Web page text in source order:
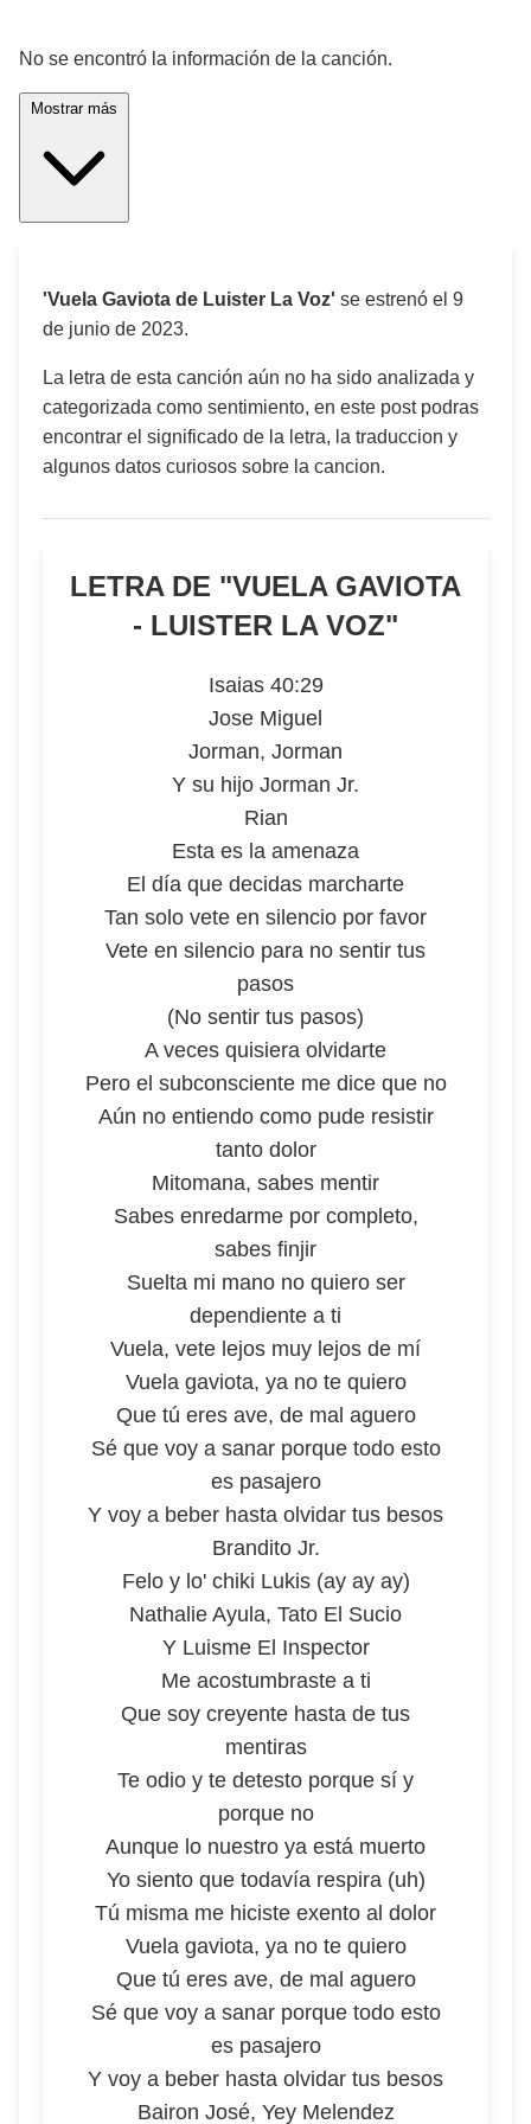
No se encontró la información de la canción.
'Vuela Gaviota de Luister La Voz' se estrenó el 9
de junio de 2023.
La letra de esta canción aún no ha sido analizada y
categorizada como sentimiento, en este post podras
encontrar el significado de la letra, la traduccion y
algunos datos curiosos sobre la cancion.
LETRA DE "VUELA GAVIOTA
- LUISTER LA VOZ"
Isaias 40:29
Jose Miguel
Jorman, Jorman
Y su hijo Jorman Jr.
Rian
Esta es la amenaza
El día que decidas marcharte
Tan solo vete en silencio por favor
Vete en silencio para no sentir tus
pasos
(No sentir tus pasos)
A veces quisiera olvidarte
Pero el subconsciente me dice que no
Aún no entiendo como pude resistir
tanto dolor
Mitomana, sabes mentir
Sabes enredarme por completo,
sabes finjir
Suelta mi mano no quiero ser
dependiente a ti
Vuela, vete lejos muy lejos de mí
Vuela gaviota, ya no te quiero
Que tú eres ave, de mal aguero
Sé que voy a sanar porque todo esto
es pasajero
Y voy a beber hasta olvidar tus besos
Brandito Jr.
Felo y lo' chiki Lukis (ay ay ay)
Nathalie Ayula, Tato El Sucio
Y Luisme El Inspector
Me acostumbraste a ti
Que soy creyente hasta de tus
mentiras
Te odio y te detesto porque sí y
porque no
Aunque lo nuestro ya está muerto
Yo siento que todavía respira (uh)
Tú misma me hiciste exento al dolor
Vuela gaviota, ya no te quiero
Que tú eres ave, de mal aguero
Sé que voy a sanar porque todo esto
es pasajero
Y voy a beber hasta olvidar tus besos
Bairon José, Yey Melendez